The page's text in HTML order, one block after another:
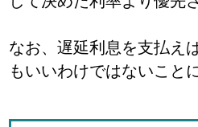
なお、遅延利息を支払え
もいいわけではないこと